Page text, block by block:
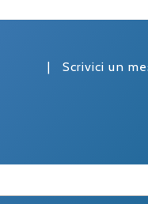
| Scrivici un